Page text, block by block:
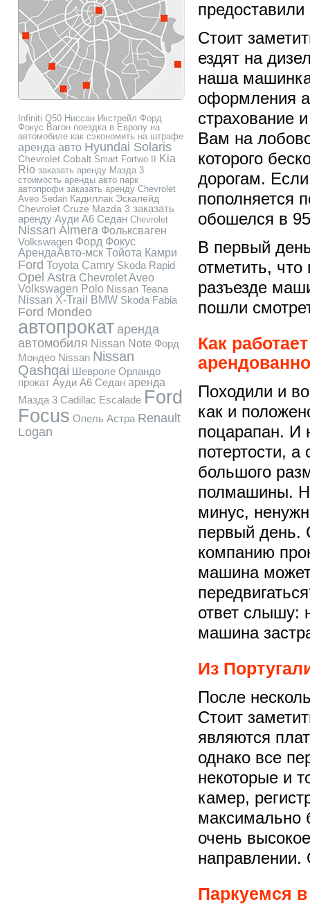
Infiniti Q50 Ниссан Икстрейл Форд
Фокус Вагон поездка в Европу на
автомобиле как сэкономить на штрафе
аренда авто Hyundai Solaris
Chevrolet Cobalt Smart Fortwo II
Kia
Rio заказать аренду Мазда 3
стоимость аренды авто парк
автопрофи заказать аренду Chevrolet
Aveo Sedan Кадиллак Эскалейд
Chevrolet Cruze Mazda 3 заказать
аренду Ауди А6 Седан Chevrolet
Nissan Almera Фольксваген
Volkswagen Форд Фокус
АрендаАвто-мск Тойота Камри
Ford Toyota Camry Skoda Rapid
Opel Astra Chevrolet Aveo
Volkswagen Polo Nissan Teana
Nissan X-Trail
BMW Skoda Fabia
Ford Mondeo
автопрокат аренда
автомобиля Nissan Note Форд
Мондео Nissan Nissan
Qashqai Шевроле Орландо
прокат Ауди А6 Седан аренда
Мазда 3 Cadillac Escalade Ford
Focus Опель Астра Renault
Logan
Стоит
ездят на
наша
оформления
страхование
Вам на
которого
дорогам.
пополняется
обошелся в
В первый
отметить, что
разъезде
пошли
Как
Походили и
как и
поцарапан. И
потертости, а
большого
полмашины.
минус,
первый день.
компанию
машина
ответ слышу:
машина
Из
После
Стоит
являются
однако все
некоторые и
камер,
максимально
очень
направлении.
Паркуемся